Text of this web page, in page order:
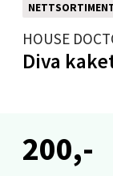
HOUSE
Diva
200,-
Bryne/